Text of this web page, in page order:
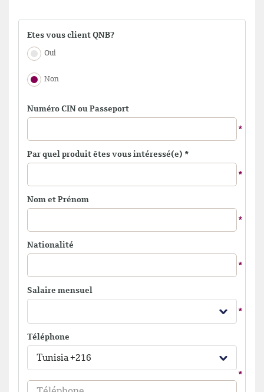
Etes vous client QNB?
Oui
Non
Numéro CIN ou Passeport
Par quel produit êtes vous intéressé(e) *
Nom et Prénom
Nationalité
Salaire mensuel
Téléphone
Tunisia +216